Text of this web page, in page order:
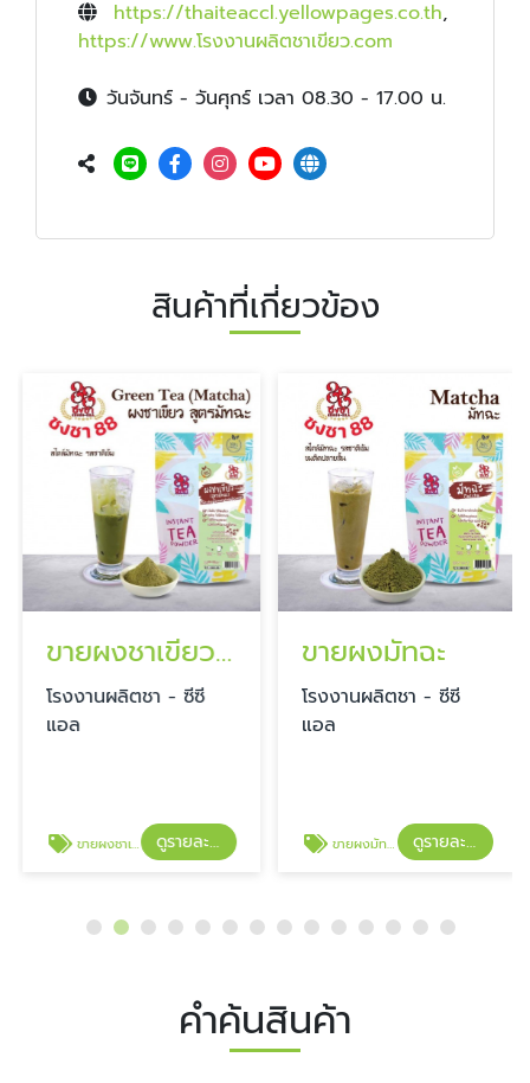
https://thaiteaccl.yellowpages.co.th,
https://www.โรงงานผลิตชาเขียว.com
วันจันทร์ - วันศุกร์ เวลา 08.30 - 17.00 น.
สินค้าที่เกี่ยวข้อง
ขายผงชาเขียว สูตรมัทฉะ
โรงงานผลิตชา - ซีซี
แอล
ขายผงชาเขียว สูตรมัทฉะ ดูรายละเอียด
ขายผงมัทฉะ
โรงงานผลิตชา - ซีซี
แอล
ขายผงมัทฉะ ดูรายละเอียด
คำค้นสินค้า